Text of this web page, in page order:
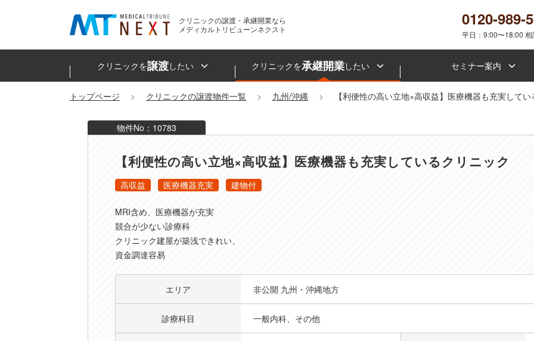
クリニックの譲渡・承継開業なら
メディカルトリビューンネクスト
0120-989-
平日：9:00〜18:00 相
クリニックを譲渡したい クリニックを承継開業したい セミナー案内
トップページ クリニックの譲渡物件一覧 九州/沖縄 【利便性の高い立地×高収益】医療機器も充実して
物件No：10783
【利便性の高い立地×高収益】医療機器も充実しているクリニック
高収益 医療機器充実 建物付
MRI含め、医療機器が充実
競合が少ない診療科
クリニック建屋が築浅できれい、
資金調達容易
エリア 非公開 九州・沖縄地方
診療科目 一般内科、その他